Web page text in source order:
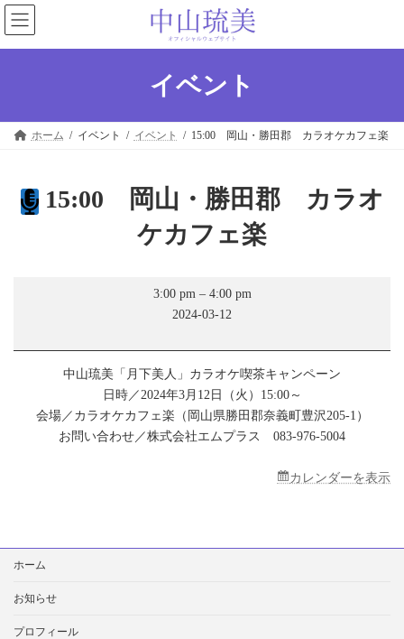
コ
ン
テ
キ
ナ
ビ
ゲ
に
イベント
ホーム イベント イベント 15:00 岡山・勝田郡 カラオケカフェ楽
15:00 岡山・勝田郡 カラオ
ケカフェ楽
岡
山・
田
カ
ラ
オ
カ
3:00 pm – 4:00 pm
2024-03-12
中山琉美「月下美人」カラオケ喫茶キャンペーン
日時／2024年3月12日（火）15:00～
会場／カラオケカフェ楽（岡山県勝田郡奈義町豊沢205-1）
お問い合わせ／株式会社エムプラス 083-976-5004
カレンダーを表示
索:
ホーム
お知らせ
プロフィール